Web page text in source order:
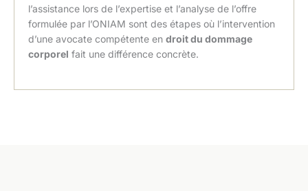
l’assistance lors de l’expertise et l’analyse de l’offre
formulée par l’ONIAM sont des étapes où l’intervention
d’une avocate compétente en droit du dommage
corporel fait une différence concrète.